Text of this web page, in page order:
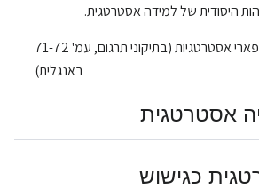
היסודית של למידה אסטרטגית.
, ספארי אסטרטגיות (בתיקוני תרגום, עמ' 71-72
באנגלית)
אסטרטגית
כגישוש